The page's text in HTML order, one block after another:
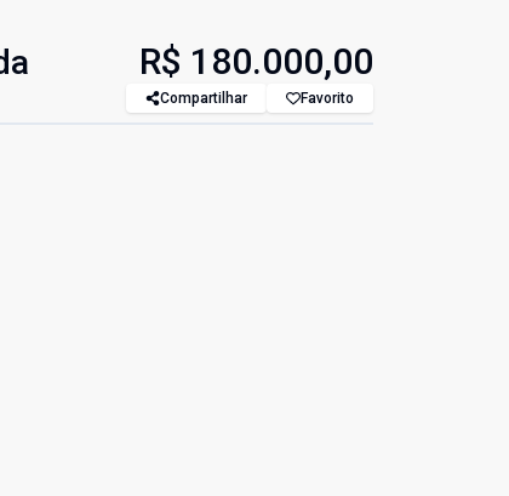
R$ 180.000,00
Compartilhar Favorito